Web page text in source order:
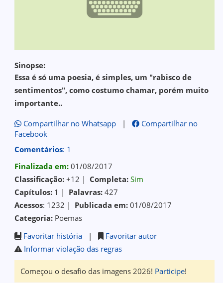
Sinopse:
Essa é só uma poesia, é simples, um "rabisco de
sentimentos", como costumo chamar, porém muito
importante..
Compartilhar no Whatsapp|
Compartilhar no
Facebook
Comentários: 1
Finalizada em:01/08/2017
Classificação: +12 | Completa: Sim
Capítulos: 1 | Palavras: 427
Acessos: 1232 | Publicada em: 01/08/2017
Categoria: Poemas
Favoritar história|
Favoritar autor
Informar violação das regras
Começou o desafio das imagens 2026! Participe!